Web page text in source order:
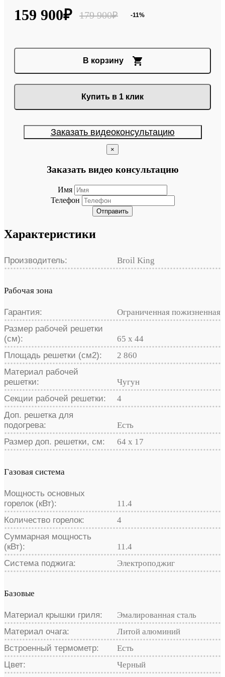
159 900₽ 179 900₽ -11%
В корзину
Купить в 1 клик
Заказать видеоконсультацию
×
Заказать видео консультацию
Имя
Телефон
Отправить
Характеристики
Производитель: Broil King
Рабочая зона
Гарантия:
Ограниченная пожизненная
Размер рабочей решетки
(см):
65 х 44
Площадь решетки (см2):
2 860
Материал рабочей
решетки:
Чугун
Секции рабочей решетки:
4
Доп. решетка для
подогрева:
Есть
Размер доп. решетки, см:
64 х 17
Газовая система
Мощность основных
горелок (кВт):
11.4
Количество горелок:
4
Суммарная мощность
(кВт):
11.4
Система поджига:
Электроподжиг
Базовые
Материал крышки гриля:
Эмалированная сталь
Материал очага:
Литой алюминий
Встроенный термометр:
Есть
Цвет:
Черный